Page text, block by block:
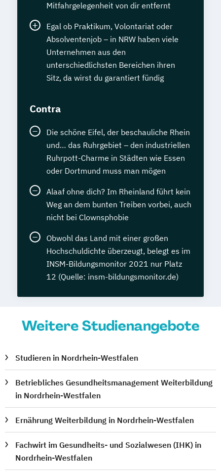
Mitfahrgelegenheit von dir entfernt
Egal ob Praktikum, Volontariat oder
Absolventenjob – in NRW haben viele
Unternehmen aus den
unterschiedlichsten Bereichen ihren
Sitz, da wirst du garantiert fündig
Contra
Die schöne Eifel, der beschauliche Rhein
und… das Ruhrgebiet – den industriellen
Ruhrpott-Charme in Städten wie Essen
oder Dortmund muss man mögen
Alaaf ohne dich? Im Rheinland führt kein
Weg an dem bunten Treiben vorbei, auch
nicht bei Clownsphobie
Obwohl das Land mit einer großen
Hochschuldichte überzeugt, belegt es im
INSM-Bildungsmonitor 2021 nur Platz
12 (Quelle: insm-bildungsmonitor.de)
Weitere Studienangebote
Studieren in Nordrhein-Westfalen
Betriebliches Gesundheitsmanagement Weiterbildung
in Nordrhein-Westfalen
Ernährung Weiterbildung in Nordrhein-Westfalen
Fachwirt im Gesundheits- und Sozialwesen (IHK) in
Nordrhein-Westfalen